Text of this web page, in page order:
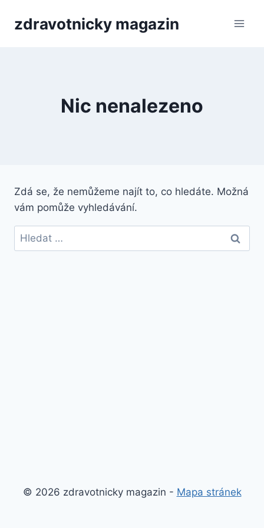
zdravotnicky magazin
Nic nenalezeno
Zdá se, že nemůžeme najít to, co hledáte. Možná
vám pomůže vyhledávání.
Vyhledávání
© 2026 zdravotnicky magazin - Mapa stránek